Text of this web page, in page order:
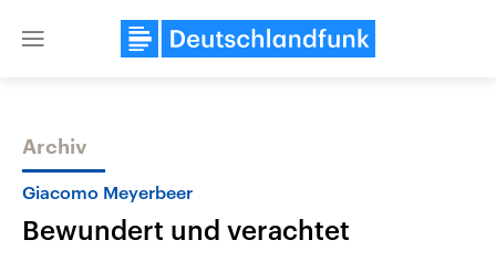
Close
Themen
Archiv
Giacomo Meyerbeer
Bewundert und verachtet